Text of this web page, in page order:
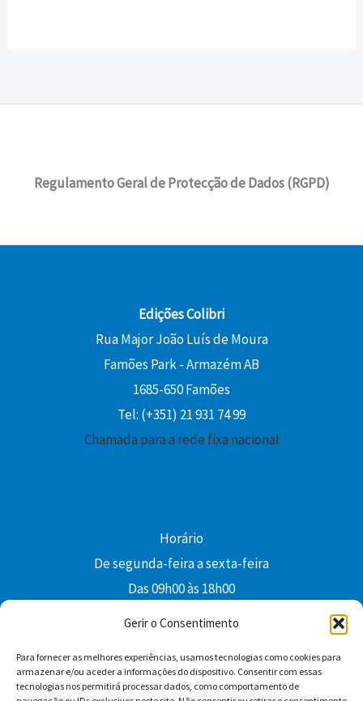
Gerir o Consentimento
Para fornecer as melhores experiências, usamos tecnologias como cookies para
armazenar e/ou aceder a informações do dispositivo. Consentir com essas
tecnologias nos permitirá processar dados, como comportamento de
Regulamento Geral de Protecção de Dados (RGPD)
Edições Colibri
Rua Major João Luís de Moura
Famões Park - Armazém AB
1685-650 Famões
Tel: (+351) 21 931 74 99
Chamada para a rede fixa nacional
Horário
De segunda-feira a sexta-feira
Das 09h00 às 18h00
Facebook YouTube Instagram
Whatsapp